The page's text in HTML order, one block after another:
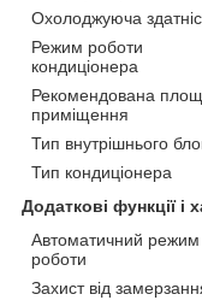
Охолоджуюча
Режим роботи
кондиціонера
Рекомендована
приміщення
Тип внутрішнього
Тип кондиціонера
Додаткові функції і
Автоматичний режим
роботи
Захист від